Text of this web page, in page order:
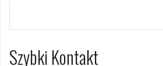
Szybki Kontakt